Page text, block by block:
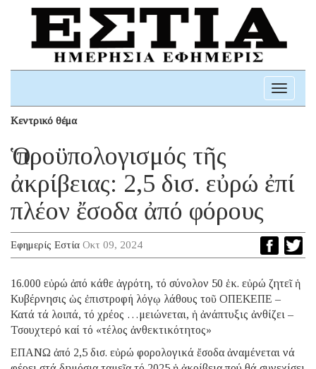
Toggle
Κεντρικό θέμα
Ὁ προϋπολογισμός τῆς
ἀκρίβειας: 2,5 δισ. εὐρώ ἐπί
πλέον ἔσοδα ἀπό φόρους
Εφημερίς Εστία Οκτ 09, 2024
16.000 εὐρώ ἀπό κάθε ἀγρότη, τό σύνολον 50 ἑκ. εὐρώ ζητεῖ ἡ
Κυβέρνησις ὡς ἐπιστροφή λόγῳ λάθους τοῦ ΟΠΕΚΕΠΕ –
Κατά τά λοιπά, τό χρέος …μειώνεται, ἡ ἀνάπτυξις ἀνθίζει –
Τσουχτερό καί τό «τέλος ἀνθεκτικότητος»
ΕΠΑΝΩ ἀπό 2,5 δισ. εὐρώ φορολογικά ἔσοδα ἀναμένεται νά